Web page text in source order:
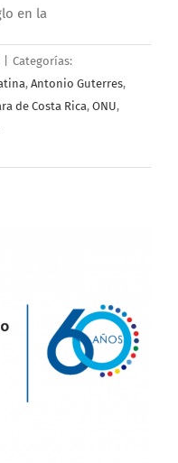
en la
Categorías:
, Antonio Guterres,
de Costa Rica, ONU,